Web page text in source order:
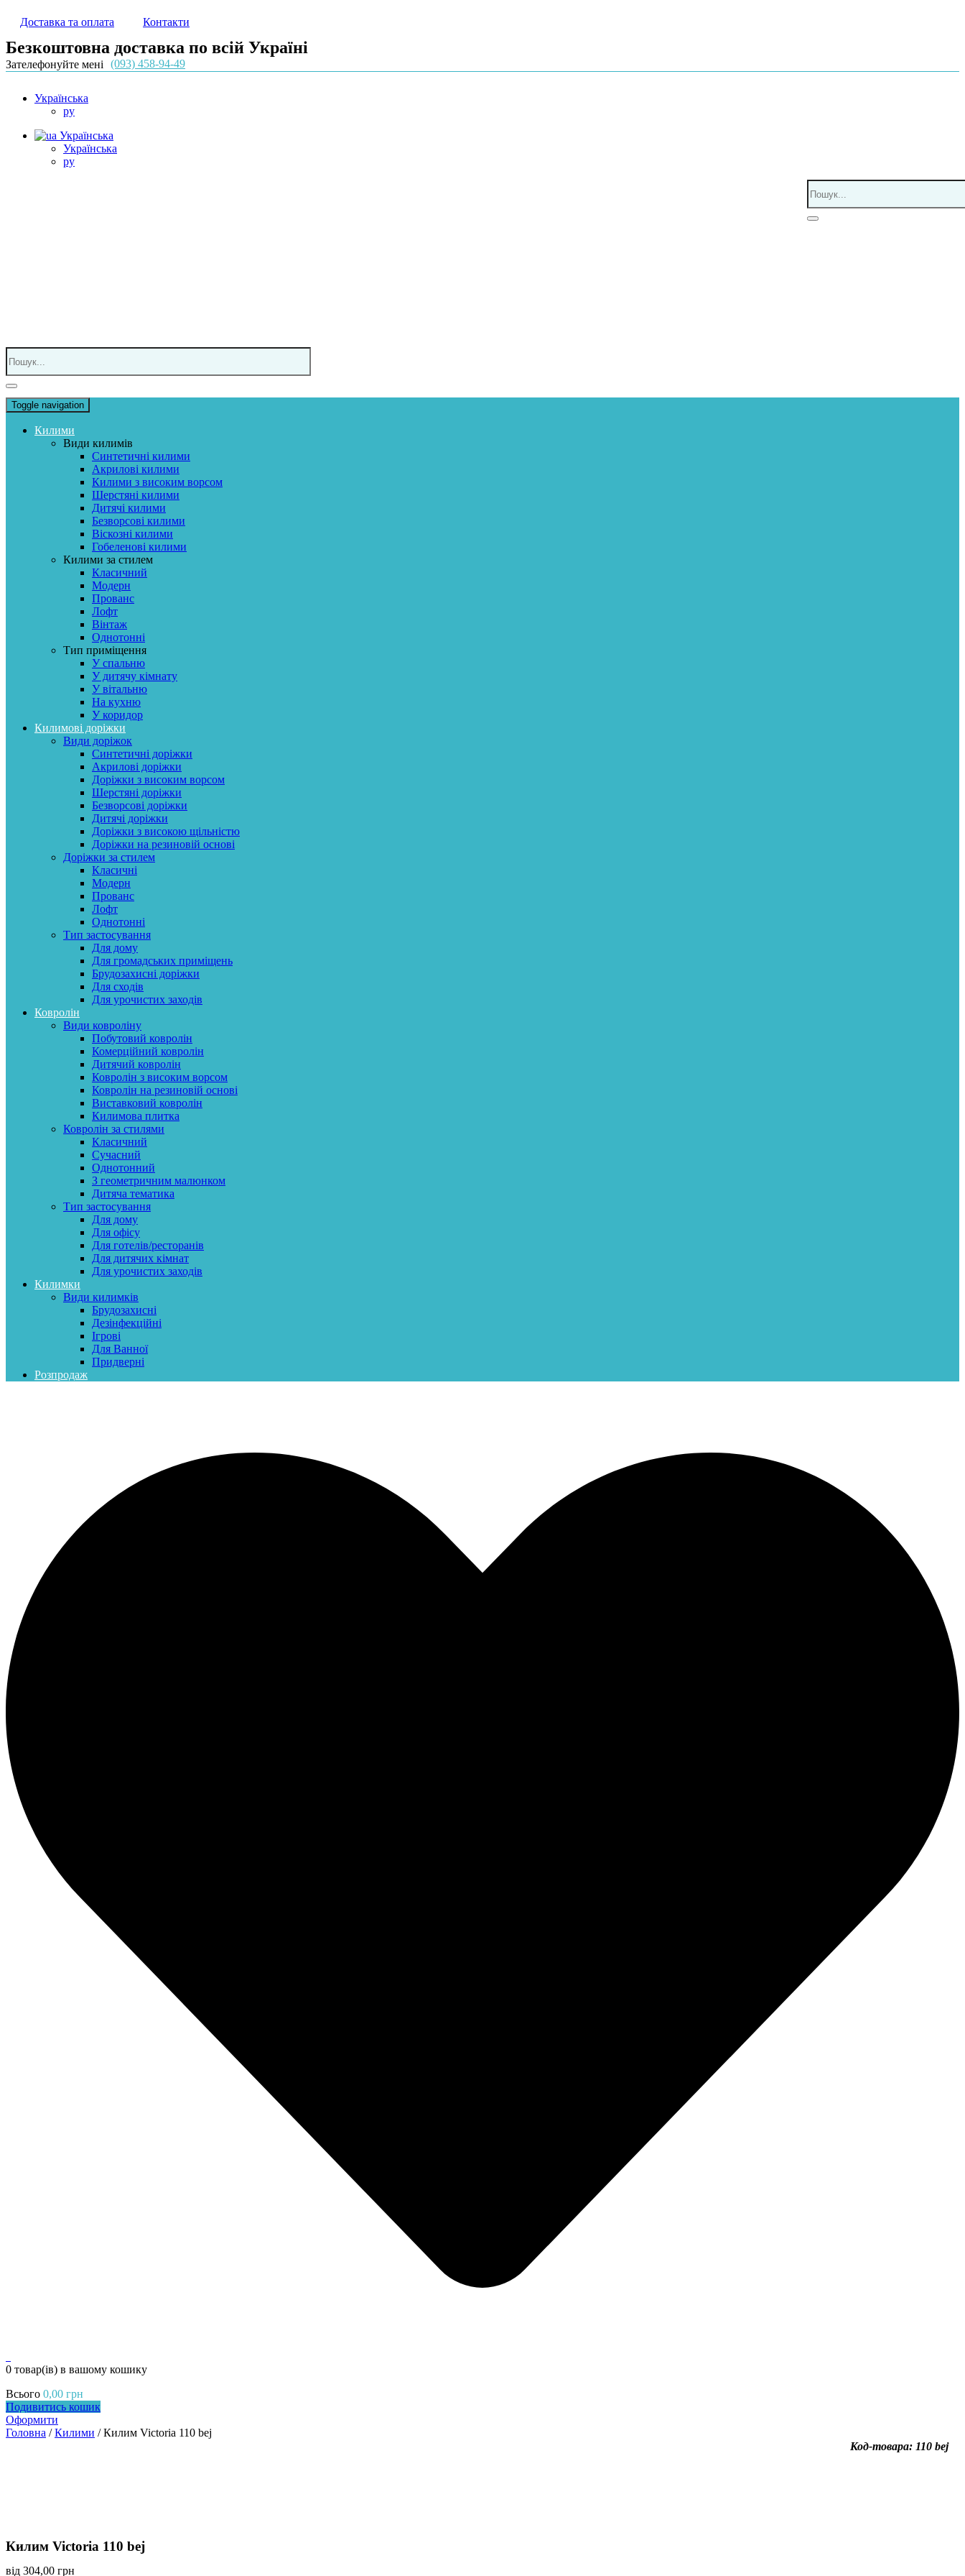
Доставка та оплата Контакти
Безкоштовна доставка по всій Україні
Зателефонуйте мені (093) 458-94-49
Українська
ру
Українська
Українська
ру
Toggle navigation
Килими
Види килимів
Синтетичні килими
Акрилові килими
Килими з високим ворсом
Шерстяні килими
Дитячі килими
Безворсові килими
Віскозні килими
Гобеленові килими
Килими за стилем
Класичний
Модерн
Прованс
Лофт
Вінтаж
Однотонні
Тип приміщення
У спальню
У дитячу кімнату
У вітальню
На кухню
У коридор
Килимові доріжки
Види доріжок
Синтетичні доріжки
Акрилові доріжки
Доріжки з високим ворсом
Шерстяні доріжки
Безворсові доріжки
Дитячі доріжки
Доріжки з високою щільністю
Доріжки на резиновій основі
Доріжки за стилем
Класичні
Модерн
Прованс
Лофт
Однотонні
Тип застосування
Для дому
Для громадських приміщень
Брудозахисні доріжки
Для сходів
Для урочистих заходів
Ковролін
Види ковроліну
Побутовий ковролін
Комерційний ковролін
Дитячий ковролін
Ковролін з високим ворсом
Ковролін на резиновій основі
Виставковий ковролін
Килимова плитка
Ковролін за стилями
Класичний
Сучасний
Однотонний
З геометричним малюнком
Дитяча тематика
Тип застосування
Для дому
Для офісу
Для готелів/ресторанів
Для дитячих кімнат
Для урочистих заходів
Килимки
Види килимків
Брудозахисні
Дезінфекційні
Ігрові
Для Ванної
Придверні
Розпродаж
0 товар(ів) в вашому кошику
Всього 0,00 грн
Подивитись кошик
Оформити
Головна /Килими / Килим Victoria 110 bej
Код-товара: 110 bej
Килим Victoria 110 bej
від 304,00 грн